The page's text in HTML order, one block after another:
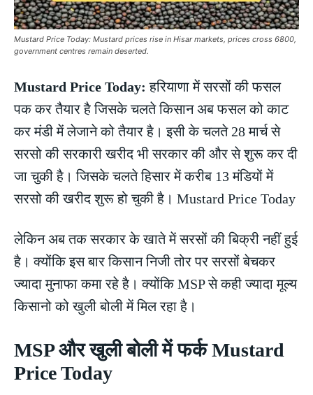
Mustard Price Today: Mustard prices rise in Hisar markets, prices cross 6800,
government centres remain deserted.
Mustard Price Today:हरियाणा में सरसों की फसल
पक कर तैयार है जिसके चलते किसान अब फसल को काट
कर मंडी में लेजाने को तैयार है। इसी के चलते 28 मार्च से
सरसो की सरकारी खरीद भी सरकार की और से शुरू कर दी
जा चुकी है। जिसके चलते हिसार में करीब 13 मंडियों में
सरसो की खरीद शुरू हो चुकी है। Mustard Price Today
लेकिन अब तक सरकार के खाते में सरसों की बिक्री नहीं हुई
है। क्योंकि इस बार किसान निजी तोर पर सरसों बेचकर
ज्यादा मुनाफा कमा रहे है। क्योंकि MSP से कही ज्यादा मूल्य
किसानो को खुली बोली में मिल रहा है।
MSP और खुली बोली में फर्क Mustard
Price Today